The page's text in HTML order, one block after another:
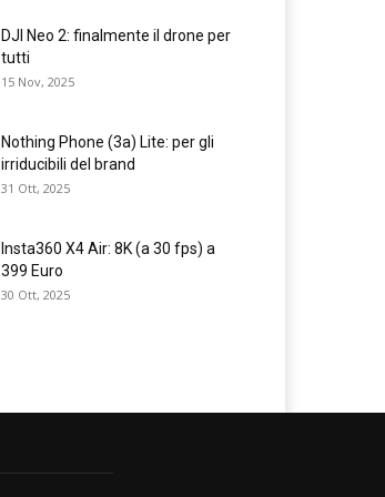
DJI Neo 2: finalmente il drone per
tutti
15 Nov, 2025
Nothing Phone (3a) Lite: per gli
irriducibili del brand
31 Ott, 2025
Insta360 X4 Air: 8K (a 30 fps) a
399 Euro
30 Ott, 2025